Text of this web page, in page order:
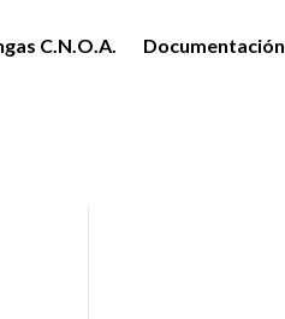
C.N.O.A. Documentación